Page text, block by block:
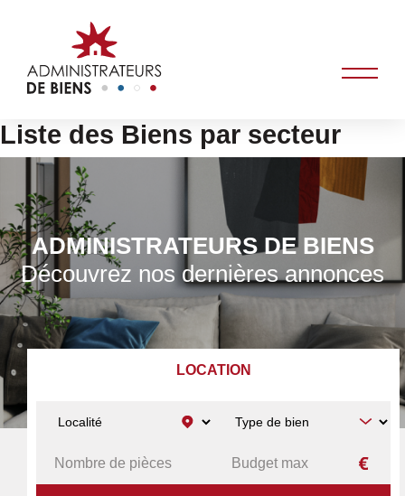
Liste des Biens par secteur
ADMINISTRATEURS DE BIENS
Découvrez nos dernières annonces
LOCATION